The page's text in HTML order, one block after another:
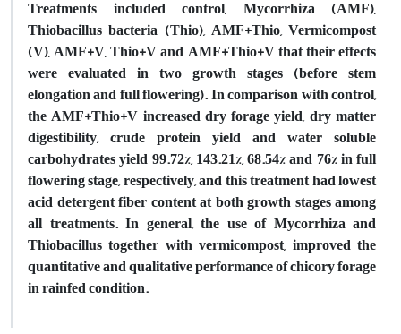
Treatments included control, Mycorrhiza (AMF),
Thiobacillus bacteria (Thio), AMF+Thio, Vermicompost
(V), AMF+V, Thio+V and AMF+Thio+V that their effects
were evaluated in two growth stages (before stem
elongation and full flowering). In comparison with control,
the AMF+Thio+V increased dry forage yield, dry matter
digestibility, crude protein yield and water soluble
carbohydrates yield 99.72%, 143.21%, 68.54% and 76% in full
flowering stage, respectively, and this treatment had lowest
acid detergent fiber content at both growth stages among
all treatments. In general, the use of Mycorrhiza and
Thiobacillus together with vermicompost, improved the
quantitative and qualitative performance of chicory forage
in rainfed condition.